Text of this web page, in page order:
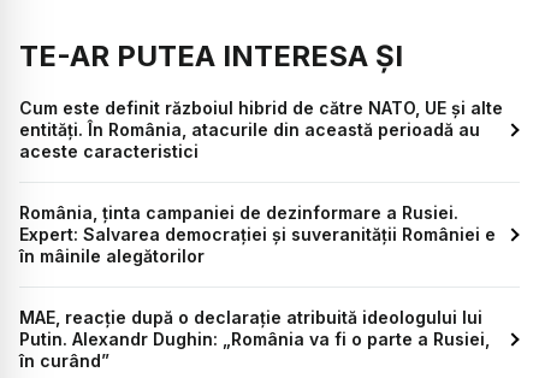
TE-AR PUTEA INTERESA ȘI
Cum este definit războiul hibrid de către NATO, UE și alte
entități. În România, atacurile din această perioadă au
aceste caracteristici
România, ținta campaniei de dezinformare a Rusiei.
Expert: Salvarea democrației și suveranității României e
în mâinile alegătorilor
MAE, reacție după o declarație atribuită ideologului lui
Putin. Alexandr Dughin: „România va fi o parte a Rusiei,
în curând”